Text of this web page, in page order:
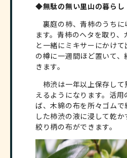
◆無駄の無い里山の暮らし
裏庭の柿、青柿のうちに
ます。青柿のヘタを取り
と一緒にミキサーにかけ
の樽に一週間ほど置いて
きます。
柿渋は一年以上保存して
えるようになります。活
ば、木綿の布を所々ゴム
した柿渋の液に浸して乾
絞り柄の布ができます。